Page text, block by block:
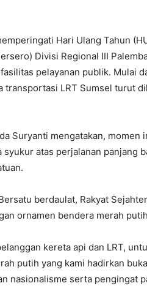
Hari Ulang Tahun
Divisi Regional III
pelayanan publik. Mulai
transportasi LRT Sumsel turut
Suryanti mengatakan, momen
atas perjalanan panjang
berdaulat, Rakyat
ornamen bendera merah
kereta api dan LRT,
putih yang kami hadirkan
nasionalisme serta pengingat